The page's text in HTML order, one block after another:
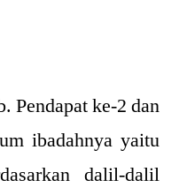
Pendapat ke-2 dan
ibadahnya yaitu
dalil-dalil